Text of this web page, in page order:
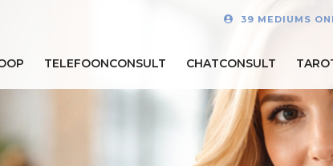
39 MEDIUMS
TELEFOONCONSULT CHATCONSULT